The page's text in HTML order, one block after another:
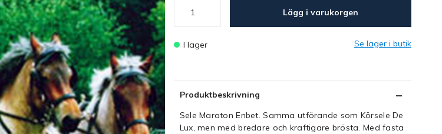
Lägg i varukorgen
I lager Se lager i butik
Produktbeskrivning
Sele Maraton Enbet. Samma utförande som Körsele De
Lux, men med bredare och kraftigare brösta. Med fasta